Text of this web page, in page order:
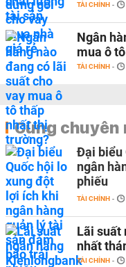
TÀI CHÍNH -
Ngân
mua ô
TÀI CHÍNH -
Cùng chuyên
Đại biểu
ngân
phiếu
TÀI CHÍNH -
Lãi suất
nhất
TÀI CHÍNH -